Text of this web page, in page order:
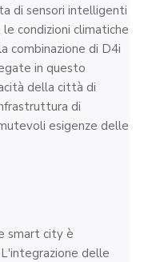
di sensori intelligenti
condizioni climatiche
combinazione di D4i
in questo
della città di
di
esigenze delle
smart city è
delle